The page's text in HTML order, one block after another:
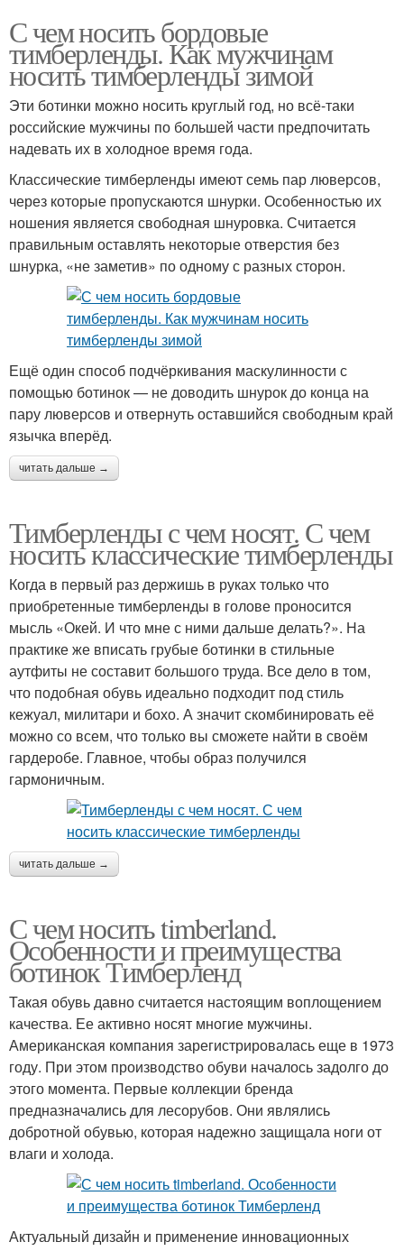
С чем носить бордовые
тимберленды. Как мужчинам
носить тимберленды зимой
Эти ботинки можно носить круглый год, но всё-таки
российские мужчины по большей части предпочитать
надевать их в холодное время года.
Классические тимберленды имеют семь пар люверсов,
через которые пропускаются шнурки. Особенностью их
ношения является свободная шнуровка. Считается
правильным оставлять некоторые отверстия без
шнурка, «не заметив» по одному с разных сторон.
Ещё один способ подчёркивания маскулинности с
помощью ботинок — не доводить шнурок до конца на
пару люверсов и отвернуть оставшийся свободным край
язычка вперёд.
читать дальше →
Тимберленды с чем носят. С чем
носить классические тимберленды
Когда в первый раз держишь в руках только что
приобретенные тимберленды в голове проносится
мысль «Окей. И что мне с ними дальше делать?». На
практике же вписать грубые ботинки в стильные
аутфиты не составит большого труда. Все дело в том,
что подобная обувь идеально подходит под стиль
кежуал, милитари и бохо. А значит скомбинировать её
можно со всем, что только вы сможете найти в своём
гардеробе. Главное, чтобы образ получился
гармоничным.
читать дальше →
С чем носить timberland.
Особенности и преимущества
ботинок Тимберленд
Такая обувь давно считается настоящим воплощением
качества. Ее активно носят многие мужчины.
Американская компания зарегистрировалась еще в 1973
году. При этом производство обуви началось задолго до
этого момента. Первые коллекции бренда
предназначались для лесорубов. Они являлись
добротной обувью, которая надежно защищала ноги от
влаги и холода.
Актуальный дизайн и применение инновационных